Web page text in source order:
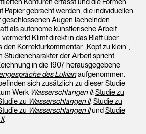
Papier gebracht werden, die individuellen
Augen lächelnden
als autonome künstlerische Arbeit
Klimt direkt in das Blatt über
Korrekturkommentar „Kopf zu klein“,
Studiencharakter der Arbeit spricht.
in die 1907 herausgegebene
des Lukianaufgenommen.
sich zusätzlich zu dieser Studie
Werk Wasserschlangen II:Studie zu
zu Wasserschlangen II,Studie zu
zu Wasserschlangen IIundStudie
.